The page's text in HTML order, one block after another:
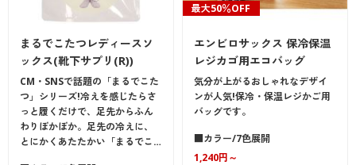
まるでこたつレディースソ
ックス(靴下サプリ(R))
CM・SNSで話題の「まるでこた
つ」シリーズ!冷えを感じたらさ
っと履くだけで、足先からふん
わりぽかぽか。足先の冷えに、
とにかくあたたかい「まるでこ…
最大50％OFF
エンビロサックス 保冷保温
レジカゴ用エコバッグ
気分が上がるおしゃれなデザイ
ンが人気!保冷・保温レジかご用
バッグです。
■カラー/7色展開
1,240円～